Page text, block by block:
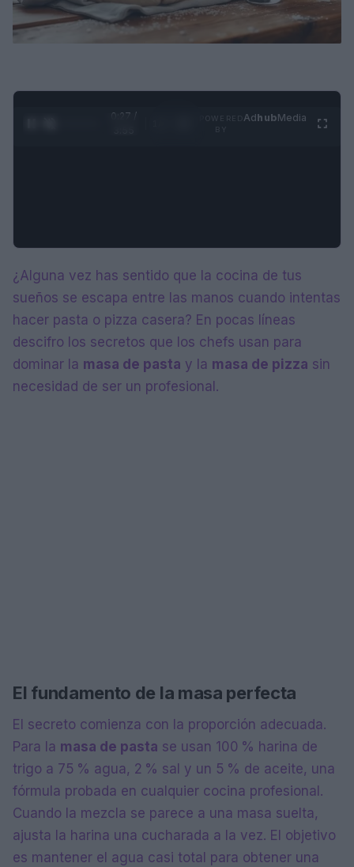
0:28 /
AdhubMedia
¿Alguna vez has sentido que la cocina de tus
sueños se escapa entre las manos cuando intentas
hacer pasta o pizza casera? En pocas líneas
descifro los secretos que los chefs usan para
dominar la masa de pasta y la masa de pizza sin
necesidad de ser un profesional.
El fundamento de la masa perfecta
El secreto comienza con la proporción adecuada.
Para la masa de pasta se usan 100 % harina de
trigo a 75 % agua, 2 % sal y un 5 % de aceite, una
fórmula probada en cualquier cocina profesional.
Cuando la mezcla se parece a una masa suelta,
ajusta la harina una cucharada a la vez. El objetivo
es mantener el agua casi total para obtener una